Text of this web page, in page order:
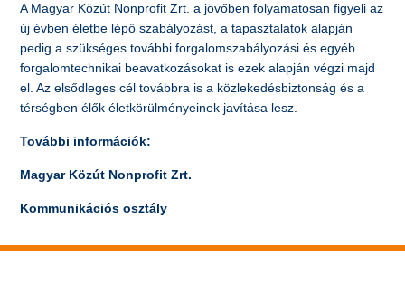
A Magyar Közút Nonprofit Zrt. a jövőben folyamatosan figyeli az
új évben életbe lépő szabályozást, a tapasztalatok alapján
pedig a szükséges további forgalomszabályozási és egyéb
forgalomtechnikai beavatkozásokat is ezek alapján végzi majd
el. Az elsődleges cél továbbra is a közlekedésbiztonság és a
térségben élők életkörülményeinek javítása lesz.
További információk:
Magyar Közút Nonprofit Zrt.
Kommunikációs osztály